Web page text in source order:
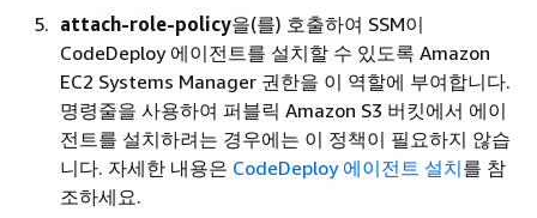
attach-role-policy을(를) 호출하여 SSM이
CodeDeploy 에이전트를 설치할 수 있도록 Amazon
EC2 Systems Manager 권한을 이 역할에 부여합니다.
명령줄을 사용하여 퍼블릭 Amazon S3 버킷에서 에이
전트를 설치하려는 경우에는 이 정책이 필요하지 않습
니다. 자세한 내용은 CodeDeploy 에이전트 설치를 참
조하세요.